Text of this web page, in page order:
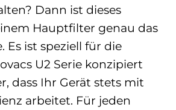
Dann ist dieses
Hauptfilter genau das
Es ist speziell für die
U2 Serie konzipiert
dass Ihr Gerät stets mit
arbeitet. Für jeden